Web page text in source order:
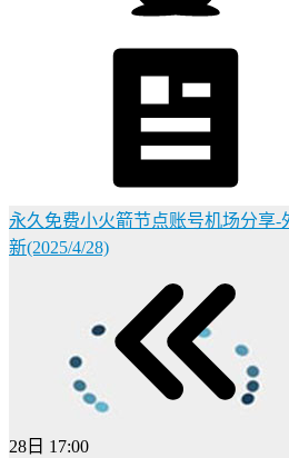
永久免费小火箭节点账号机场分享-
新(2025/4/28)
28日 17:00